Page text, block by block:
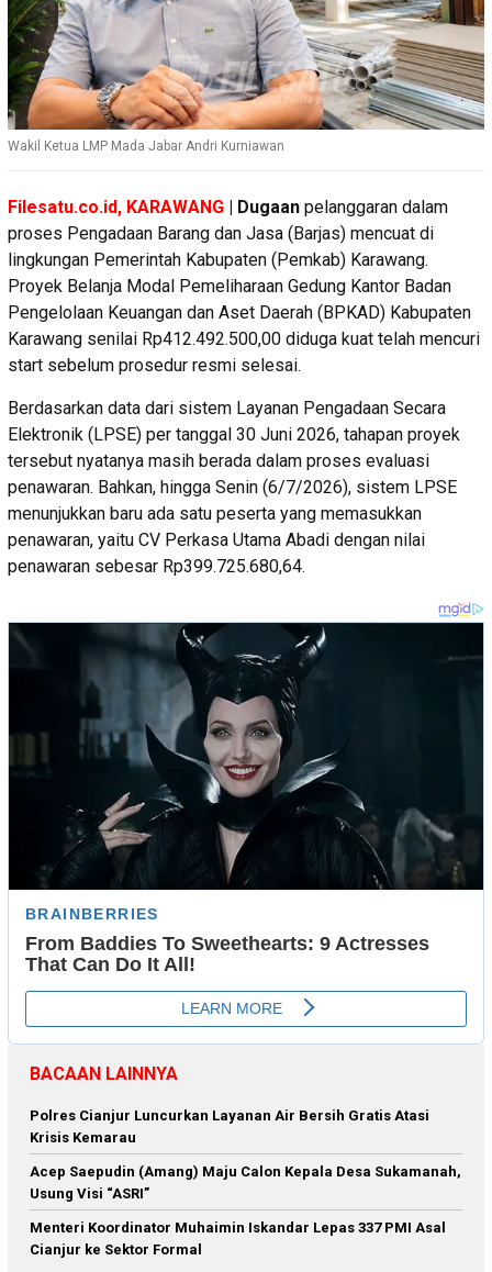
Wakil Ketua LMP Mada Jabar Andri Kurniawan
Filesatu.co.id, KARAWANG | Dugaan pelanggaran dalam
proses Pengadaan Barang dan Jasa (Barjas) mencuat di
lingkungan Pemerintah Kabupaten (Pemkab) Karawang.
Proyek Belanja Modal Pemeliharaan Gedung Kantor Badan
Pengelolaan Keuangan dan Aset Daerah (BPKAD) Kabupaten
Karawang senilai Rp412.492.500,00 diduga kuat telah mencuri
start sebelum prosedur resmi selesai.
Berdasarkan data dari sistem Layanan Pengadaan Secara
Elektronik (LPSE) per tanggal 30 Juni 2026, tahapan proyek
tersebut nyatanya masih berada dalam proses evaluasi
penawaran. Bahkan, hingga Senin (6/7/2026), sistem LPSE
menunjukkan baru ada satu peserta yang memasukkan
penawaran, yaitu CV Perkasa Utama Abadi dengan nilai
penawaran sebesar Rp399.725.680,64.
BACAAN LAINNYA
Polres Cianjur Luncurkan Layanan Air Bersih Gratis Atasi
Krisis Kemarau
Acep Saepudin (Amang) Maju Calon Kepala Desa Sukamanah,
Usung Visi “ASRI”
Menteri Koordinator Muhaimin Iskandar Lepas 337 PMI Asal
Cianjur ke Sektor Formal